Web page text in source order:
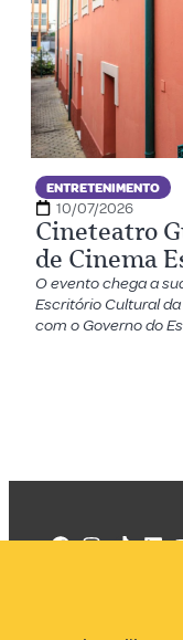
ENTRETENIMENTO
10/07/2026
Cineteatro
de Cinema
O evento chega a
Escritório Cultural
com o Governo do